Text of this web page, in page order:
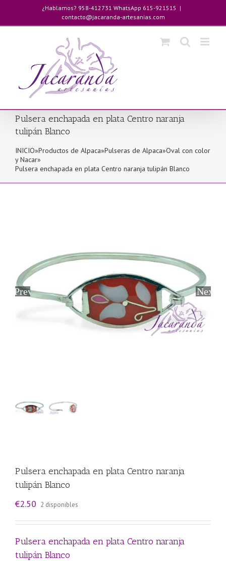
contenido
¿Hablamos? 958-412731 WhatsApp 615-921515 |
contacto@jacaranda-artesanias.com
Pulsera enchapada en plata Centro naranja
tulipán Blanco
INICIO»Productos de Alpaca»Pulseras de Alpaca»Oval con color
y Nacar»
Pulsera enchapada en plata Centro naranja tulipán Blanco
Previous Next
Pulsera enchapada en plata Centro naranja
tulipán Blanco
€2.50 2 disponibles
Pulsera enchapada en plata Centro naranja
tulipán Blanco